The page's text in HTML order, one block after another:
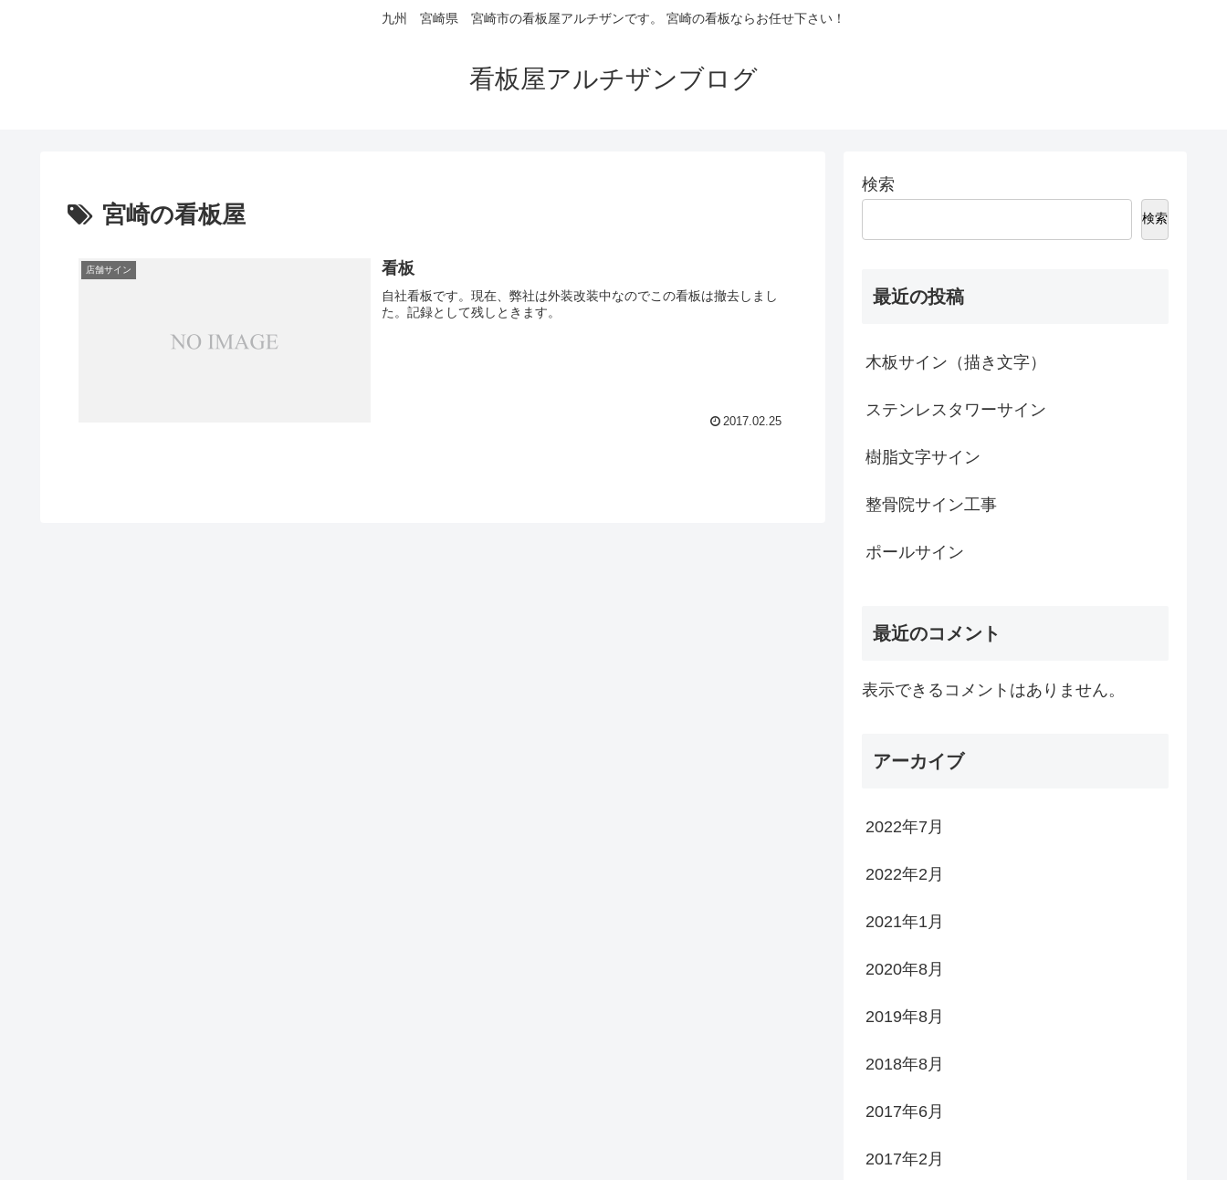
九州 宮崎県 宮崎市の看板屋アルチザンです。 宮崎の看板ならお任せ下さい！
看板屋アルチザンブログ
宮崎の看板屋
店舗サイン 看板
自社看板です。現在、弊社は外装改装中なのでこの看板は撤去しまし
た。記録として残しときます。
2017.02.25
検索
検索
最近の投稿
木板サイン（描き文字）
ステンレスタワーサイン
樹脂文字サイン
整骨院サイン工事
ポールサイン
最近のコメント
表示できるコメントはありません。
アーカイブ
2022年7月
2022年2月
2021年1月
2020年8月
2019年8月
2018年8月
2017年6月
2017年2月